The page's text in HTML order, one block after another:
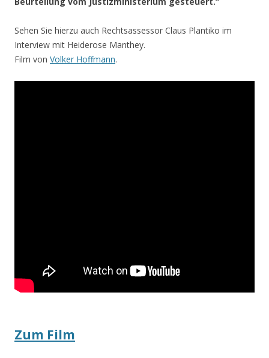
Sehen Sie hierzu auch Rechtsassessor Claus Plantiko im
Interview mit Heiderose Manthey.
Film von Volker Hoffmann.
Zum Film